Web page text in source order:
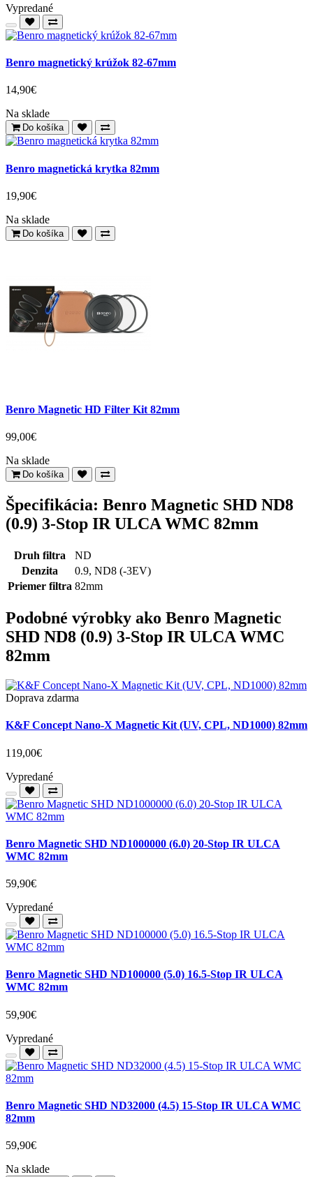
Vypredané
Benro magnetický krúžok 82-67mm
14,90€
Na sklade
Do košíka
Benro magnetická krytka 82mm
19,90€
Na sklade
Do košíka
Benro Magnetic HD Filter Kit 82mm
99,00€
Na sklade
Do košíka
Špecifikácia: Benro Magnetic SHD ND8
(0.9) 3-Stop IR ULCA WMC 82mm
Druh filtra
ND
Denzita
0.9, ND8 (-3EV)
Priemer filtra 82mm
Podobné výrobky ako Benro Magnetic
SHD ND8 (0.9) 3-Stop IR ULCA WMC
82mm
Doprava zdarma
K&F Concept Nano-X Magnetic Kit (UV, CPL, ND1000) 82mm
119,00€
Vypredané
Benro Magnetic SHD ND1000000 (6.0) 20-Stop IR ULCA
WMC 82mm
59,90€
Vypredané
Benro Magnetic SHD ND100000 (5.0) 16.5-Stop IR ULCA
WMC 82mm
59,90€
Vypredané
Benro Magnetic SHD ND32000 (4.5) 15-Stop IR ULCA WMC
82mm
59,90€
Na sklade